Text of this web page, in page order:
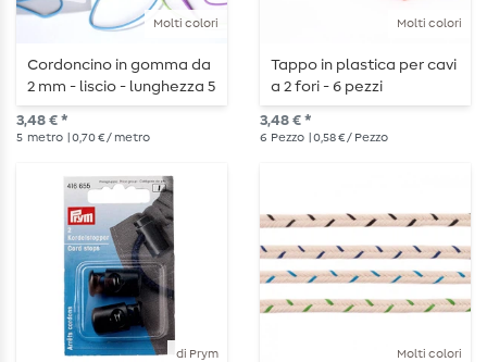
Molti colori
Cordoncino in gomma da
2 mm - liscio - lunghezza 5
m
3,48 € *
5 metro | 0,70 € / metro
Molti colori
Tappo in plastica per cavi
a 2 fori - 6 pezzi
3,48 € *
6 Pezzo | 0,58 € / Pezzo
di Prym Molti colori